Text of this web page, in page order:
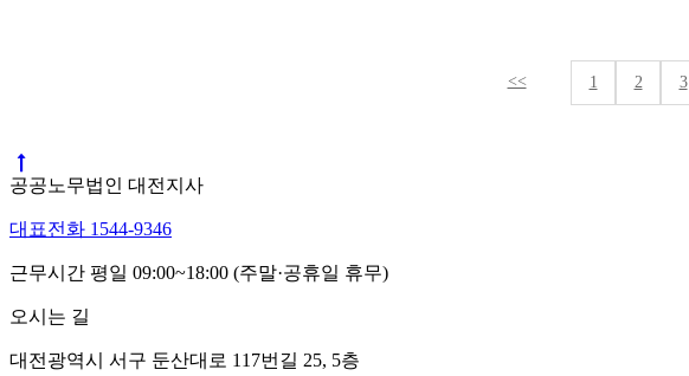
<< 1 2 3
공공노무법인 대전지사
대표전화 1544-9346
근무시간 평일 09:00~18:00 (주말·공휴일 휴무)
오시는 길
대전광역시 서구 둔산대로 117번길 25, 5층